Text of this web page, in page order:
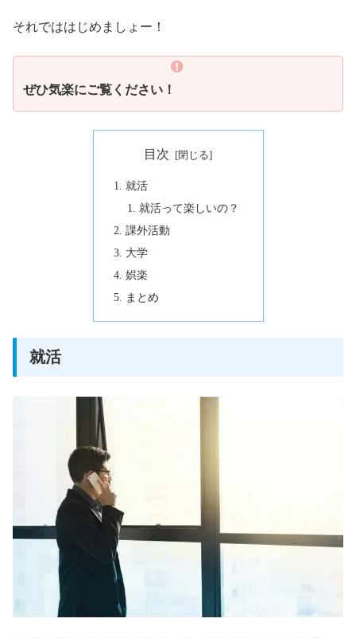
それでははじめましょー！
ぜひ気楽にご覧ください！
目次
就活
就活って楽しいの？
課外活動
大学
娯楽
まとめ
就活